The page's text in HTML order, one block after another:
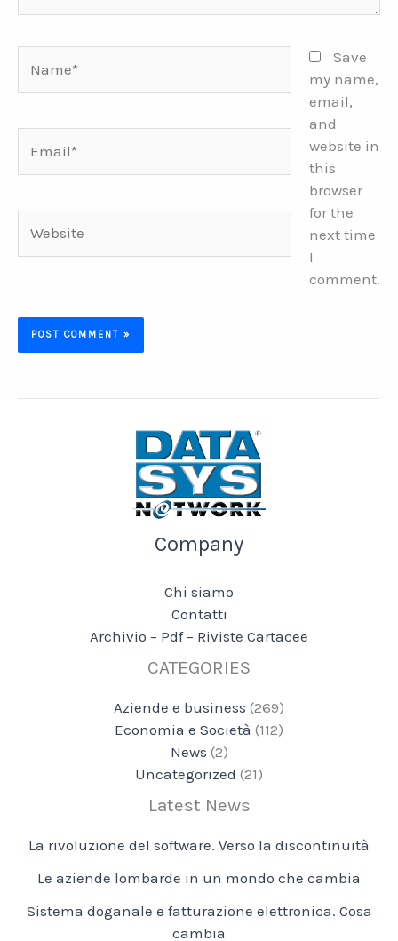
Save
my name,
email,
and
website in
this
browser
for the
next time
I
comment.
Company
Chi siamo
Contatti
Archivio – Pdf – Riviste Cartacee
CATEGORIES
Aziende e business (269)
Economia e Società (112)
News (2)
Uncategorized (21)
Latest News
La rivoluzione del software. Verso la discontinuità
Le aziende lombarde in un mondo che cambia
Sistema doganale e fatturazione elettronica. Cosa
cambia